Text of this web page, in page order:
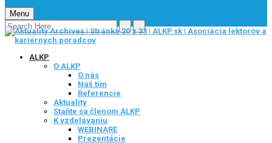
Menu
ALKP
O ALKP
O nás
Náš tím
Referencie
Aktuality
Staňte sa členom ALKP
K vzdelávaniu
WEBINARE
Prezentácie